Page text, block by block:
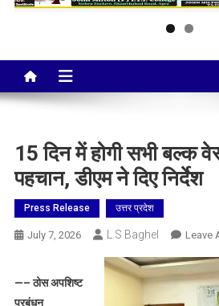
15 दिन में होगी सभी बल्क
पहचान, डीएम ने दिए निर्देश
Press Release उत्तर प्रदेश
July 7, 2026 L.S Baghel Leave
—– ठोस अपशिष्ट
प्रबंधन